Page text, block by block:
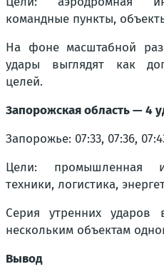
командные пункты,
На фоне масштабной
удары выглядят как
целей.
Запорожская область — 4
Запорожье: 07:33, 07:36,
Цели: промышленная
техники, логистика,
Серия утренних ударов
нескольким объектам
Вывод